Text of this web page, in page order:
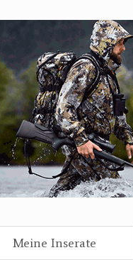
Meine Inserate